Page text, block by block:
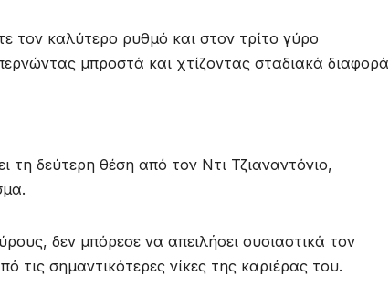
τον καλύτερο ρυθμό και στον τρίτο γύρο
μπροστά και χτίζοντας σταδιακά διαφορά
δεύτερη θέση από τον Ντι Τζιαναντόνιο,
δεν μπόρεσε να απειλήσει ουσιαστικά τον
σημαντικότερες νίκες της καριέρας του.